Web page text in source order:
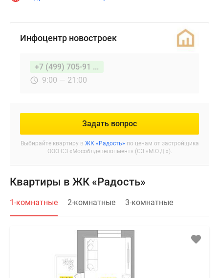
Инфоцентр новостроек
+7 (499) 705-91 ...
9:00 — 21:00
Задать вопрос
Выбирайте квартиру в ЖК «Радость» по ценам от застройщика
ООО СЗ «Мособлдевелопмент» (СЗ «М.О.Д.»).
Квартиры в ЖК «Радость»
1-комнатные 2-комнатные 3-комнатные